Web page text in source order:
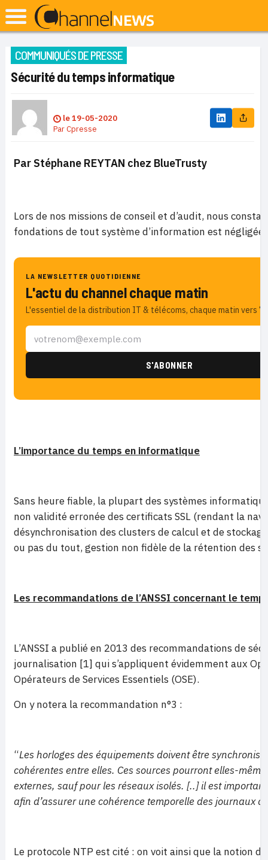
COMMUNIQUÉS DE PRESSE
Sécurité du temps informatique
le19-05-2020
ParCpresse
Par Stéphane REYTAN chez BlueTrusty
Lors de nos missions de conseil et d’audit, nous
fondations de tout système d’information est
LA NEWSLETTER QUOTIDIENNE
L'actu du channel chaque matin
L'essentiel de la distribution IT & télécoms, chaque matin vers
L’importance du temps en informatique
Sans heure fiable, la plupart des systèmes
non validité erronée des certificats SSL (rendant la
désynchronisation des clusters de calcul et de
ou pas du tout, gestion non fidèle de la rétention des
Les recommandations de l’ANSSI concernant le
L’ANSSI a publié en 2013 des recommandations de
journalisation [1] qui s’appliquent évidemment aux
Opérateurs de Services Essentiels (OSE).
On y notera la recommandation n°3 :
“Les horloges des équipements doivent être
cohérentes entre elles. Ces sources pourront elles-
externes, sauf pour les réseaux isolés. [..] il est
afin d’assurer une cohérence temporelle des journaux
Le protocole NTP est cité : on voit ainsi que la notion